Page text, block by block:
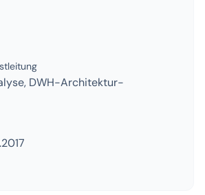
DWH-Architektur-